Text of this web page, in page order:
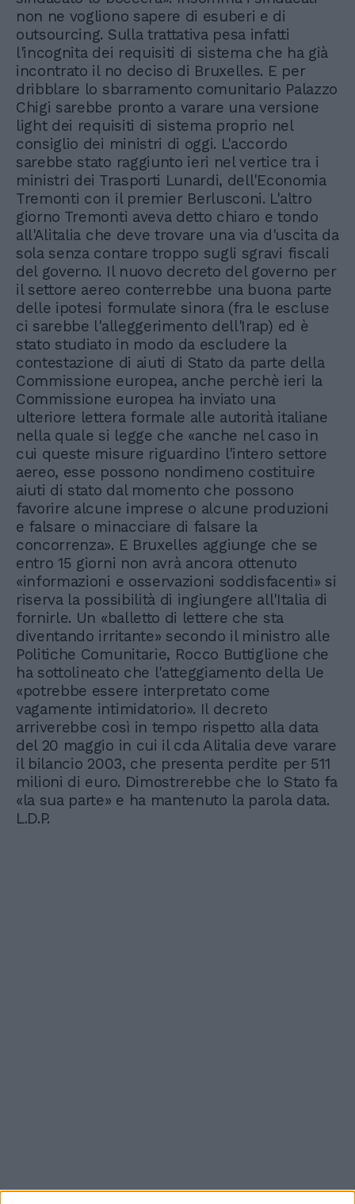
non ne vogliono sapere di esuberi e di
outsourcing. Sulla trattativa pesa infatti
l'incognita dei requisiti di sistema che ha già
incontrato il no deciso di Bruxelles. E per
dribblare lo sbarramento comunitario Palazzo
Chigi sarebbe pronto a varare una versione
light dei requisiti di sistema proprio nel
consiglio dei ministri di oggi. L'accordo
sarebbe stato raggiunto ieri nel vertice tra i
ministri dei Trasporti Lunardi, dell'Economia
Tremonti con il premier Berlusconi. L'altro
giorno Tremonti aveva detto chiaro e tondo
all'Alitalia che deve trovare una via d'uscita da
sola senza contare troppo sugli sgravi fiscali
del governo. Il nuovo decreto del governo per
il settore aereo conterrebbe una buona parte
delle ipotesi formulate sinora (fra le escluse
ci sarebbe l'alleggerimento dell'Irap) ed è
stato studiato in modo da escludere la
contestazione di aiuti di Stato da parte della
Commissione europea, anche perchè ieri la
Commissione europea ha inviato una
ulteriore lettera formale alle autorità italiane
nella quale si legge che «anche nel caso in
cui queste misure riguardino l'intero settore
aereo, esse possono nondimeno costituire
aiuti di stato dal momento che possono
favorire alcune imprese o alcune produzioni
e falsare o minacciare di falsare la
concorrenza». E Bruxelles aggiunge che se
entro 15 giorni non avrà ancora ottenuto
«informazioni e osservazioni soddisfacenti» si
riserva la possibilità di ingiungere all'Italia di
fornirle. Un «balletto di lettere che sta
diventando irritante» secondo il ministro alle
Politiche Comunitarie, Rocco Buttiglione che
ha sottolineato che l'atteggiamento della Ue
«potrebbe essere interpretato come
vagamente intimidatorio». Il decreto
arriverebbe così in tempo rispetto alla data
del 20 maggio in cui il cda Alitalia deve varare
il bilancio 2003, che presenta perdite per 511
milioni di euro. Dimostrerebbe che lo Stato fa
«la sua parte» e ha mantenuto la parola data.
L.D.P.